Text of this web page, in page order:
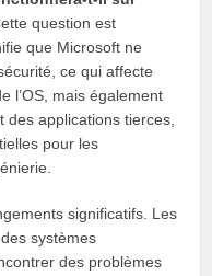
question est
que Microsoft ne
ce qui affecte
l’OS, mais également
applications tierces,
pour les
significatifs. Les
systèmes
des problèmes